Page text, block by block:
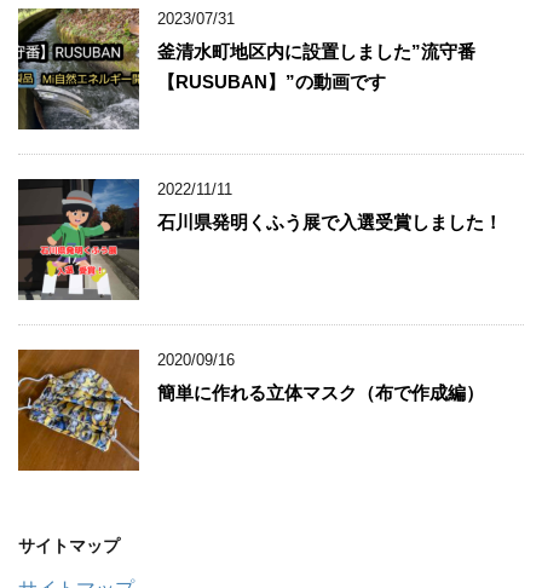
2023/07/31
釜清水町地区内に設置しました”流守番
【RUSUBAN】”の動画です
2022/11/11
石川県発明くふう展で入選受賞しました！
2020/09/16
簡単に作れる立体マスク（布で作成編）
サイトマップ